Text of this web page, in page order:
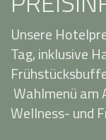
Unsere
Tag, inklusive
Wahlmenü am
Wellness- und